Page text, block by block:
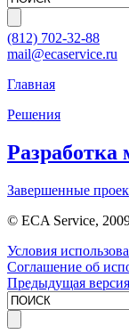
(812) 702-32-88
mail@ecaservice.ru
Главная
Решения
Разработка
Завершенные
© ECA Service,
Условия
Соглашение об
Предыдущая